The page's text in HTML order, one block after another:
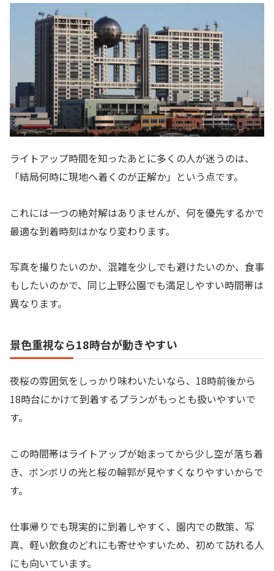
ライトアップ時間を知ったあとに多くの人が迷うのは、
「結局何時に現地へ着くのが正解か」という点です。
これには一つの絶対解はありませんが、何を優先するかで
最適な到着時刻はかなり変わります。
写真を撮りたいのか、混雑を少しでも避けたいのか、食事
もしたいのかで、同じ上野公園でも満足しやすい時間帯は
異なります。
景色重視なら18時台が動きやすい
夜桜の雰囲気をしっかり味わいたいなら、18時前後から
18時台にかけて到着するプランがもっとも扱いやすいで
す。
この時間帯はライトアップが始まってから少し空が落ち着
き、ボンボリの光と桜の輪郭が見やすくなりやすいからで
す。
仕事帰りでも現実的に到着しやすく、園内での散策、写
真、軽い飲食のどれにも寄せやすいため、初めて訪れる人
にも向いています。